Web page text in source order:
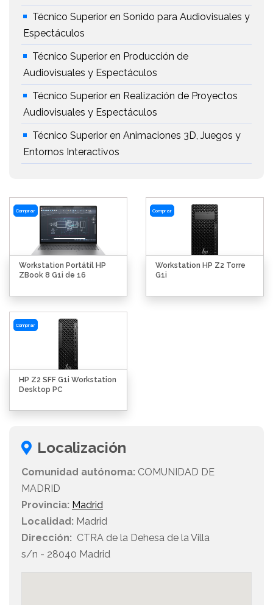
Técnico Superior en Sonido para Audiovisuales y
Espectáculos
Técnico Superior en Producción de
Audiovisuales y Espectáculos
Técnico Superior en Realización de Proyectos
Audiovisuales y Espectáculos
Técnico Superior en Animaciones 3D, Juegos y
Entornos Interactivos
Comprar
Workstation Portátil HP
ZBook 8 G1i de 16
Comprar
Workstation HP Z2 Torre
G1i
Comprar
HP Z2 SFF G1i Workstation
Desktop PC
Localización
Comunidad autónoma: COMUNIDAD DE
MADRID
Provincia: Madrid
Localidad: Madrid
Dirección: CTRA de la Dehesa de la Villa
s/n - 28040 Madrid